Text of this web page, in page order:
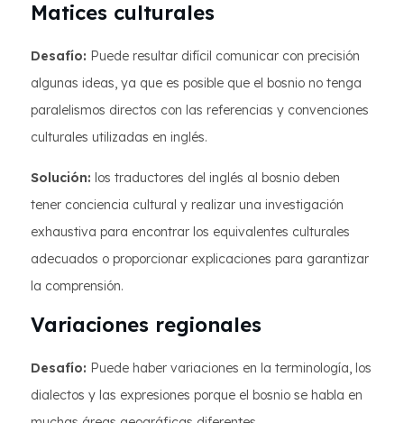
Matices culturales
Desafío: Puede resultar difícil comunicar con precisión
algunas ideas, ya que es posible que el bosnio no tenga
paralelismos directos con las referencias y convenciones
culturales utilizadas en inglés.
Solución: los traductores del inglés al bosnio deben
tener conciencia cultural y realizar una investigación
exhaustiva para encontrar los equivalentes culturales
adecuados o proporcionar explicaciones para garantizar
la comprensión.
Variaciones regionales
Desafío: Puede haber variaciones en la terminología, los
dialectos y las expresiones porque el bosnio se habla en